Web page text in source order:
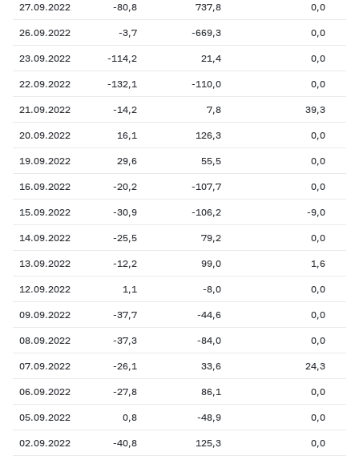
27.09.2022 -80,8 737,8 0,0
26.09.2022 -3,7 -669,3 0,0
23.09.2022 -114,2 21,4 0,0
22.09.2022 -132,1 -110,0 0,0
21.09.2022 -14,2 7,8 39,3
20.09.2022 16,1 126,3 0,0
19.09.2022 29,6 55,5 0,0
16.09.2022 -20,2 -107,7 0,0
15.09.2022 -30,9 -106,2 -9,0
14.09.2022 -25,5 79,2 0,0
13.09.2022 -12,2 99,0 1,6
12.09.2022 1,1 -8,0 0,0
09.09.2022 -37,7 -44,6 0,0
08.09.2022 -37,3 -84,0 0,0
07.09.2022 -26,1 33,6 24,3
06.09.2022 -27,8 86,1 0,0
05.09.2022 0,8 -48,9 0,0
02.09.2022 -40,8 125,3 0,0